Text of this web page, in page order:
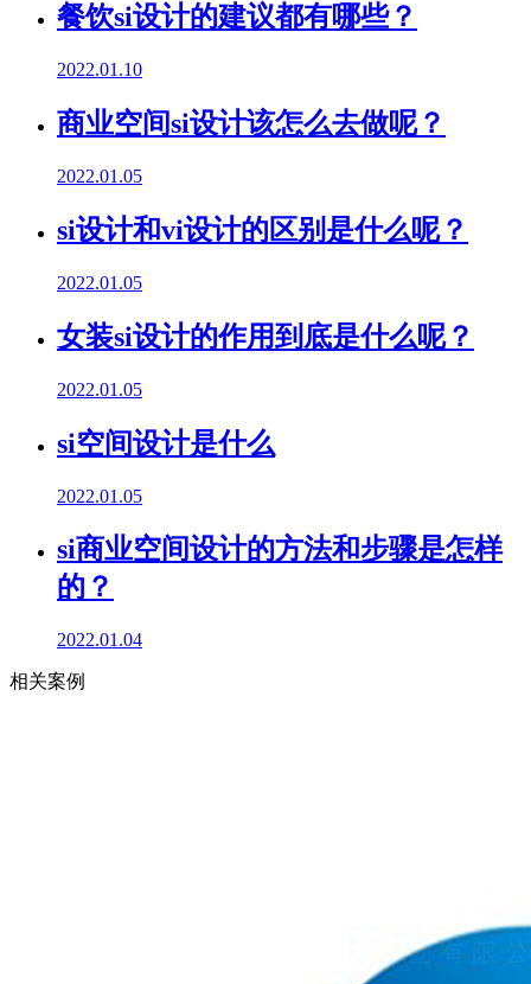
餐饮si设计的建议都有哪些？
2022.01.10
商业空间si设计该怎么去做呢？
2022.01.05
si设计和vi设计的区别是什么呢？
2022.01.05
女装si设计的作用到底是什么呢？
2022.01.05
si空间设计是什么
2022.01.05
si商业空间设计的方法和步骤是怎样
的？
2022.01.04
相关案例